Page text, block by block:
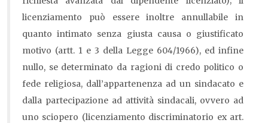
licenziamento può essere inoltre annullabile in
quanto intimato senza giusta causa o giustificato
motivo (artt. 1 e 3 della Legge 604/1966), ed infine
nullo, se determinato da ragioni di credo politico o
fede religiosa, dall’appartenenza ad un sindacato e
dalla partecipazione ad attività sindacali, ovvero ad
uno sciopero (licenziamento discriminatorio ex art.